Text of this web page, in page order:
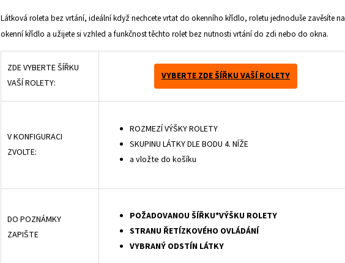
Látková roleta bez vrtání, ideální když nechcete vrtat do okenního křídlo, roletu jednoduše zavěsíte na
okenní křídlo a užijete si vzhled a funkčnost těchto rolet bez nutnosti vrtání do zdi nebo do okna.
ZDE VYBERTE ŠÍŘKU
VAŠÍ ROLETY:
VYBERTE ZDE ŠÍŘKU VAŠÍ ROLETY
V KONFIGURACI
ZVOLTE:
ROZMEZÍ VÝŠKY ROLETY
SKUPINU LÁTKY DLE BODU 4. NÍŽE
a vložte do košíku
DO POZNÁMKY
ZAPIŠTE
POŽADOVANOU ŠÍŘKU*VÝŠKU ROLETY
STRANU ŘETÍZKOVÉHO OVLÁDÁNÍ
VYBRANÝ ODSTÍN LÁTKY